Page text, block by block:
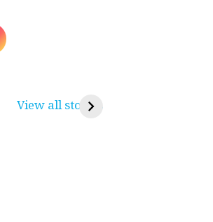
View all stories
रामसा पीर, रुणेचा रा धणी,